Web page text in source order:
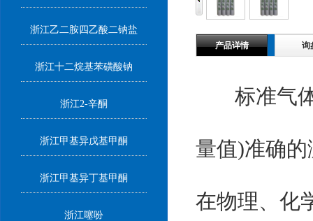
浙江乙二胺四乙酸二钠盐
浙江十二烷基苯磺酸钠
浙江2-辛酮
浙江甲基异戊基甲酮
浙江甲基异丁基甲酮
浙江噻吩
产品详情 询
标准气体
量值)准确
在物理、化